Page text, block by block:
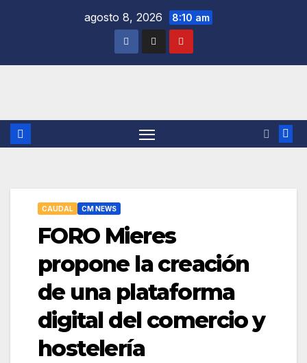
agosto 8, 2026 8:10 am
CAUDAL CM NEWS
FORO Mieres
propone la creación
de una plataforma
digital del comercio y
hostelería